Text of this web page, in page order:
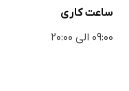
ساعت کاری
09:00 الی 20:00